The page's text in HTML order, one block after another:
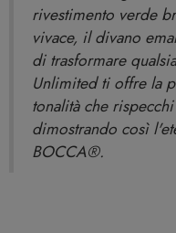
rivestimento verde
vivace, il divano
di trasformare
Unlimited ti offre la
tonalità che
dimostrando così
BOCCA®.